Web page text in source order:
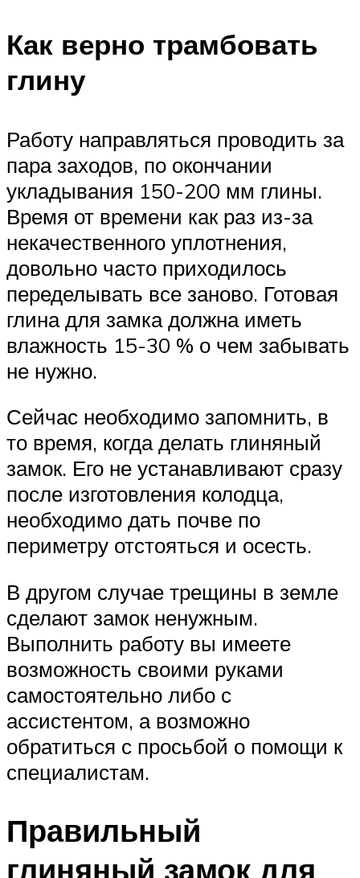
Как верно трамбовать
глину
Работу направляться проводить за
пара заходов, по окончании
укладывания 150-200 мм глины.
Время от времени как раз из-за
некачественного уплотнения,
довольно часто приходилось
переделывать все заново. Готовая
глина для замка должна иметь
влажность 15-30 % о чем забывать
не нужно.
Сейчас необходимо запомнить, в
то время, когда делать глиняный
замок. Его не устанавливают сразу
после изготовления колодца,
необходимо дать почве по
периметру отстояться и осесть.
В другом случае трещины в земле
сделают замок ненужным.
Выполнить работу вы имеете
возможность своими руками
самостоятельно либо с
ассистентом, а возможно
обратиться с просьбой о помощи к
специалистам.
Правильный
глиняный замок для